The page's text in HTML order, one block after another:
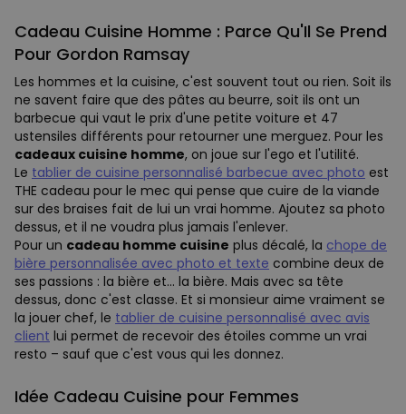
Cadeau Cuisine Homme : Parce Qu'Il Se Prend
Pour Gordon Ramsay
Les hommes et la cuisine, c'est souvent tout ou rien. Soit ils
ne savent faire que des pâtes au beurre, soit ils ont un
barbecue qui vaut le prix d'une petite voiture et 47
ustensiles différents pour retourner une merguez. Pour les
cadeaux cuisine homme, on joue sur l'ego et l'utilité.
Le tablier de cuisine personnalisé barbecue avec photo est
THE cadeau pour le mec qui pense que cuire de la viande
sur des braises fait de lui un vrai homme. Ajoutez sa photo
dessus, et il ne voudra plus jamais l'enlever.
Pour un cadeau homme cuisine plus décalé, la chope de
bière personnalisée avec photo et texte combine deux de
ses passions : la bière et... la bière. Mais avec sa tête
dessus, donc c'est classe. Et si monsieur aime vraiment se
la jouer chef, le tablier de cuisine personnalisé avec avis
client lui permet de recevoir des étoiles comme un vrai
resto – sauf que c'est vous qui les donnez.
Idée Cadeau Cuisine pour Femmes